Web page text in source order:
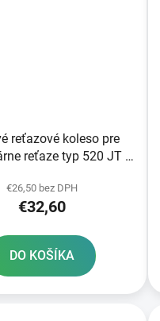
reťazové koleso pre
reťaze typ 520 JT -
€26,50 bez DPH
€32,60
DO KOŠÍKA